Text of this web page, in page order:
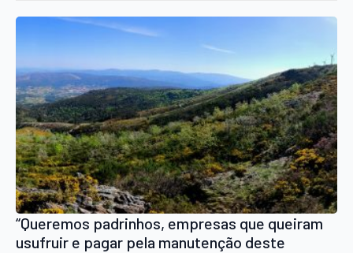
“Queremos padrinhos, empresas que queiram
usufruir e pagar pela manutenção deste